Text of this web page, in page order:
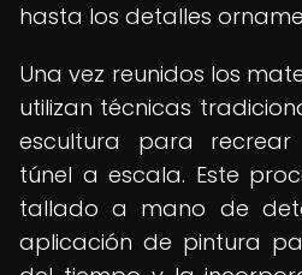
hasta los detalles
Una vez reunidos los
utilizan técnicas
escultura para
túnel a escala. Este
tallado a mano de
aplicación de pintura